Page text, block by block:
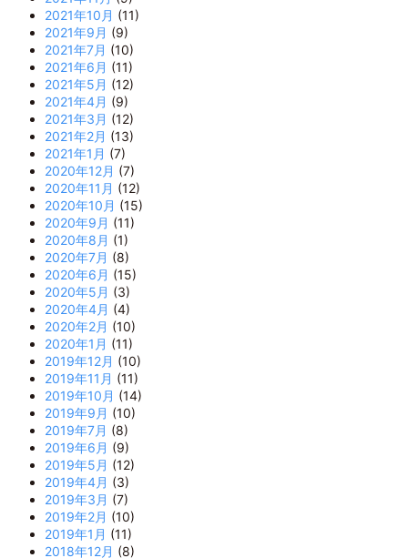
2021年10月 (11)
2021年9月 (9)
2021年7月 (10)
2021年6月 (11)
2021年5月 (12)
2021年4月 (9)
2021年3月 (12)
2021年2月 (13)
2021年1月 (7)
2020年12月 (7)
2020年11月 (12)
2020年10月 (15)
2020年9月 (11)
2020年8月 (1)
2020年7月 (8)
2020年6月 (15)
2020年5月 (3)
2020年4月 (4)
2020年2月 (10)
2020年1月 (11)
2019年12月 (10)
2019年11月 (11)
2019年10月 (14)
2019年9月 (10)
2019年7月 (8)
2019年6月 (9)
2019年5月 (12)
2019年4月 (3)
2019年3月 (7)
2019年2月 (10)
2019年1月 (11)
2018年12月 (8)